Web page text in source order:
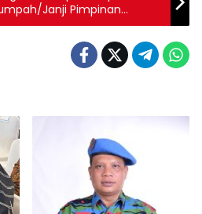
Janji Pimpinan
Kuansing Masa